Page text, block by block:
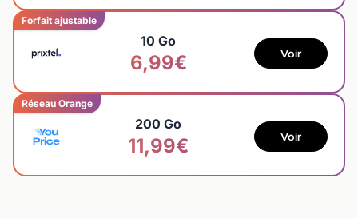
Forfait ajustable
10 Go
6,99€ Voir
Réseau Orange
200 Go
11,99€ Voir